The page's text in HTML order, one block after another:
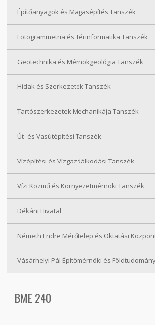
Építőanyagok és Magasépítés Tanszék
Fotogrammetria és Térinformatika Tanszék
Geotechnika és Mérnökgeológia Tanszék
Hidak és Szerkezetek Tanszék
Tartószerkezetek Mechanikája Tanszék
Út- és Vasútépítési Tanszék
Vízépítési és Vízgazdálkodási Tanszék
Vízi Közmű és Környezetmérnöki Tanszék
Dékáni Hivatal
Németh Endre Mérőtelep és Oktatási
Vásárhelyi Pál Építőmérnöki és
BME 240